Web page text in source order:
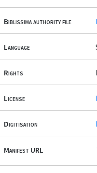
Biblissima authority file
Language
Rights
License
Digitisation
Manifest URL